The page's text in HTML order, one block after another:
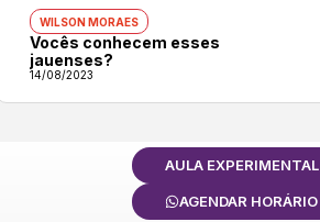
WILSON MORAES
Vocês conhecem esses
jauenses?
14/08/2023
AULA EXPERIMENTAL
AGENDAR HORÁRIO